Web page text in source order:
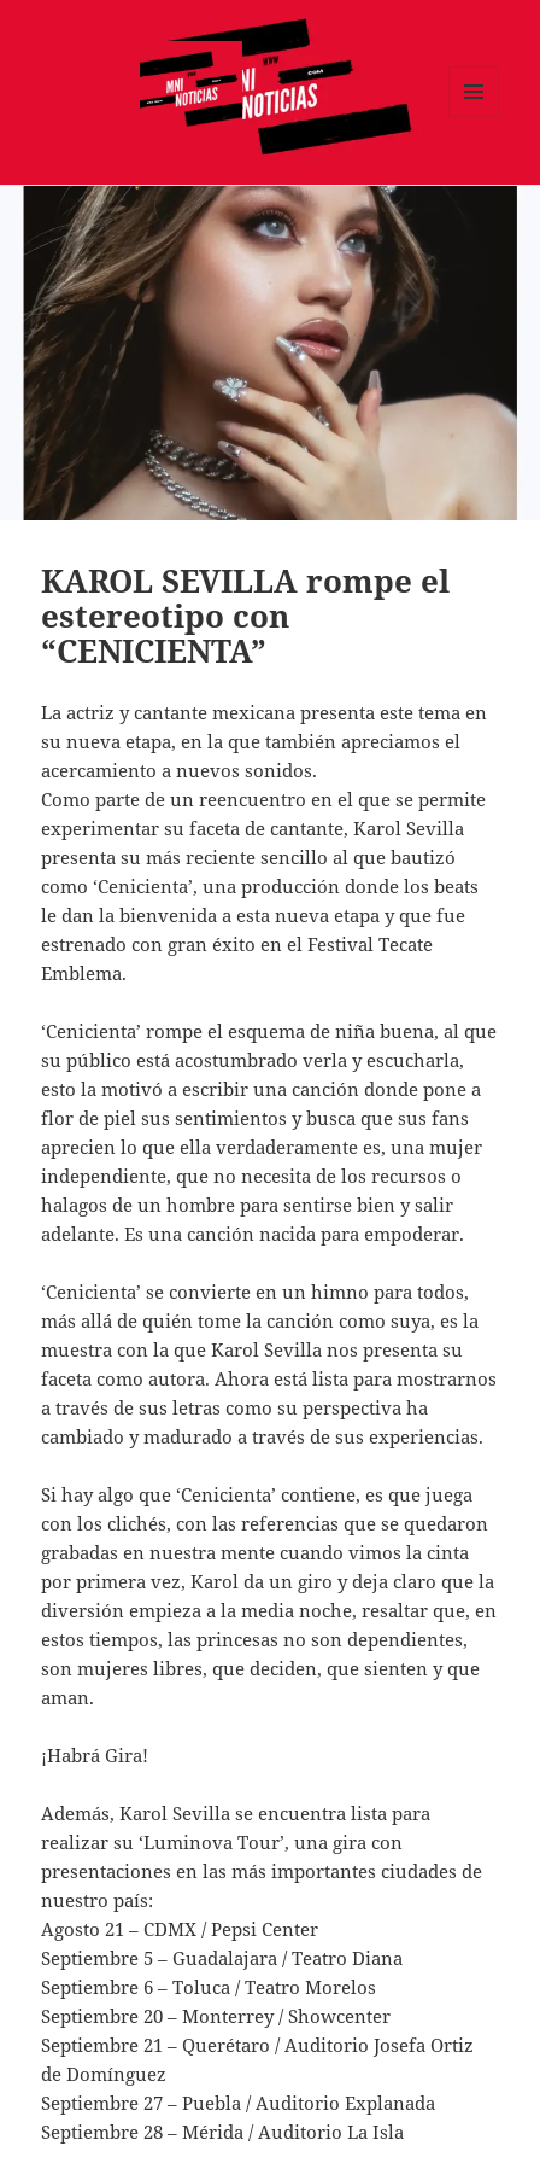
KAROL SEVILLA rompe el
estereotipo con
“CENICIENTA”
La actriz y cantante mexicana presenta este tema en
su nueva etapa, en la que también apreciamos el
acercamiento a nuevos sonidos.
Como parte de un reencuentro en el que se permite
experimentar su faceta de cantante, Karol Sevilla
presenta su más reciente sencillo al que bautizó
como ‘Cenicienta’, una producción donde los beats
le dan la bienvenida a esta nueva etapa y que fue
estrenado con gran éxito en el Festival Tecate
Emblema.
‘Cenicienta’ rompe el esquema de niña buena, al que
su público está acostumbrado verla y escucharla,
esto la motivó a escribir una canción donde pone a
flor de piel sus sentimientos y busca que sus fans
aprecien lo que ella verdaderamente es, una mujer
independiente, que no necesita de los recursos o
halagos de un hombre para sentirse bien y salir
adelante. Es una canción nacida para empoderar.
‘Cenicienta’ se convierte en un himno para todos,
más allá de quién tome la canción como suya, es la
muestra con la que Karol Sevilla nos presenta su
faceta como autora. Ahora está lista para mostrarnos
a través de sus letras como su perspectiva ha
cambiado y madurado a través de sus experiencias.
Si hay algo que ‘Cenicienta’ contiene, es que juega
con los clichés, con las referencias que se quedaron
grabadas en nuestra mente cuando vimos la cinta
por primera vez, Karol da un giro y deja claro que la
diversión empieza a la media noche, resaltar que, en
estos tiempos, las princesas no son dependientes,
son mujeres libres, que deciden, que sienten y que
aman.
¡Habrá Gira!
Además, Karol Sevilla se encuentra lista para
realizar su ‘Luminova Tour’, una gira con
presentaciones en las más importantes ciudades de
nuestro país:
Agosto 21 – CDMX / Pepsi Center
Septiembre 5 – Guadalajara / Teatro Diana
Septiembre 6 – Toluca / Teatro Morelos
Septiembre 20 – Monterrey / Showcenter
Septiembre 21 – Querétaro / Auditorio Josefa Ortiz
de Domínguez
Septiembre 27 – Puebla / Auditorio Explanada
Septiembre 28 – Mérida / Auditorio La Isla